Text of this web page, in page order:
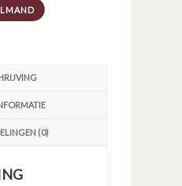
(0)